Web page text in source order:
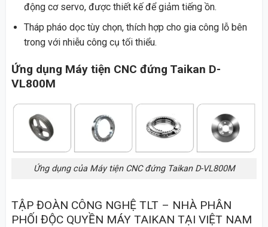
động cơ servo, được thiết kế để giảm tiếng ồn.
Tháp pháo dọc tùy chọn, thích hợp cho gia công lỗ bên
trong với nhiễu công cụ tối thiểu.
Ứng dụng Máy tiện CNC đứng Taikan D-
VL800M
Ứng dụng của Máy tiện CNC đứng Taikan D-VL800M
TẬP ĐOÀN CÔNG NGHỆ TLT – NHÀ PHÂN
PHỐI ĐỘC QUYỀN MÁY TAIKAN TẠI VIỆT NAM